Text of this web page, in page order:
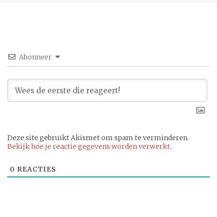
Abonneer
Deze site gebruikt Akismet om spam te verminderen.
Bekijk hoe je reactie gegevens worden verwerkt.
0 REACTIES